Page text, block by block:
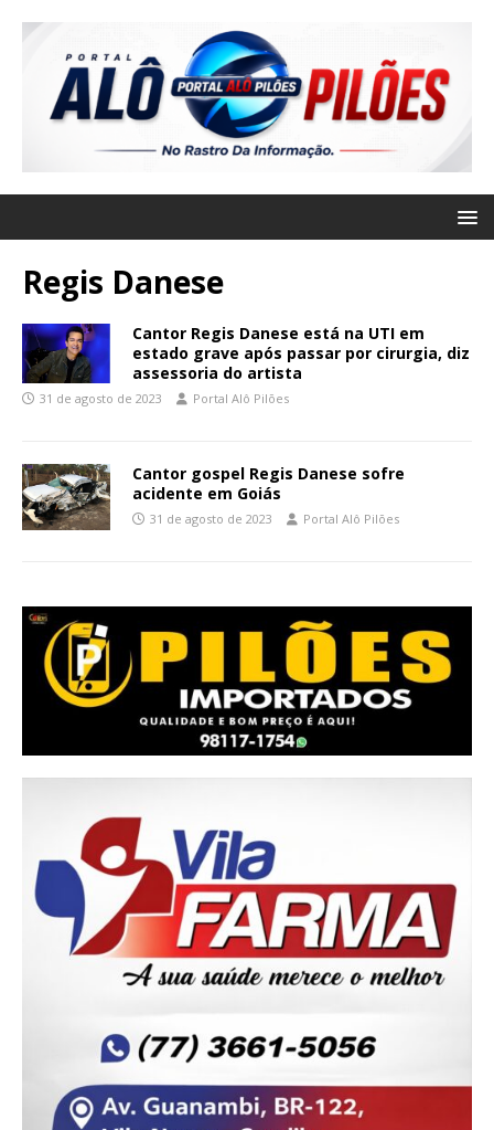
Regis Danese
Cantor Regis Danese está na UTI em
estado grave após passar por cirurgia, diz
assessoria do artista
31 de agosto de 2023 Portal Alô Pilões
Cantor gospel Regis Danese sofre
acidente em Goiás
31 de agosto de 2023 Portal Alô Pilões